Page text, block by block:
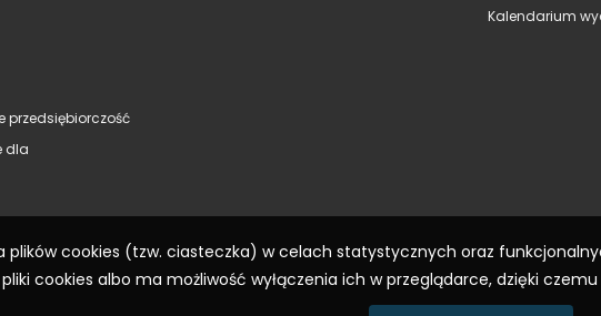
przedsiębiorczość
dla
Kalendarium
plików cookies (tzw. ciasteczka) w celach statystycznych oraz
cookies albo ma możliwość wyłączenia ich w przeglądarce, dzięki